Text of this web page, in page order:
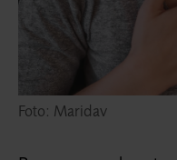
Foto: Maridav